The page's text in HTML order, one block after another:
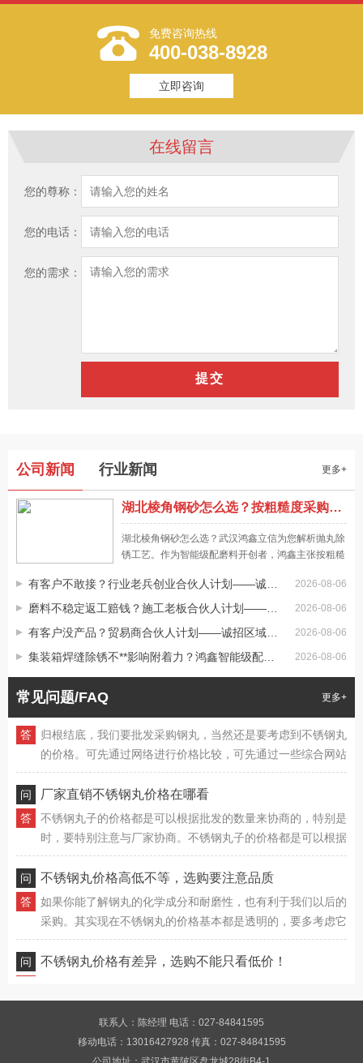
免费咨询热线
400-038-8928
立即咨询
在线留言
您的尊称：
您的电话：
您的需求：
公司新闻 更多+
行业新闻
湖北棱角钢砂怎么选？按粗糙度采购抛丸磨料才靠谱，一文讲清
湖北棱角钢砂怎么选？武汉鸿鑫立信为您解析抛丸除
锈工艺。作为智能级配磨料开创者，鸿鑫主张按粗糙
降本增效，全国28个仓储基地72小时送达。2026-08-06
有客户不敢接？行业老兵创业合伙人计划——诚招创业合伙人
2026-08-06
磨料不稳定返工赔钱？施工老板合伙人计划——诚招工程合伙人
2026-08-06
有客户没产品？贸易商合伙人计划——诚招区域代理
2026-08-06
集装箱焊缝除锈不**影响附着力？鸿鑫智能级配钢丸精准控粗糙度
常见问题/FAQ 更多+
怎样挑选优质的不锈钢丸厂家合作
尽管许多厂家都能生产加工钢丸，但其质量究竟如何，生产能
不同的钢丸，其质量如何，不锈钢丸生产厂家能否提供长期供
即使我们购买同类型的钢丸，由于我们选择合作的不锈钢丸批
发商不同，其供应能力不同，所提供的钢丸质量也有一定的差
异，同样会影响产品的报价。批发价还是受产品质量方面的影
成本价格基本都是比较透明的，所以不可能出现超低价出售的
网络进行不锈钢丸批发要注意什么
通过互联网批发不锈钢丸有更多的选择，许多制造商也通过互
在不锈钢丸批发完成后，我们不必担心其它方面的问题，当然
还是要特别注意到到货清点，货物数量要有确保，同样的质量
抽查也不能有问题。
不锈钢丸批发需要注意产品密度
同样都是批发不锈钢丸，所以一定要考虑性价比。密度影响耐
磨性。尽管钢丸本身就是磨料，但我们当然还是要特别注意它
的耐磨性如何，它的密度较高，自然也有利于长期使用。鸿鑫
钢丸能为我们提供耐磨、质量有确保的不锈钢丸，其质量有确
保，性价比更高，同样能确保钢丸的重复使用不受影响，这样
也能延长其使用寿命。
网络批发采购不锈钢丸价格要多少钱
归根结底，我们要批发采购钢丸，当然还是要考虑到不锈钢丸
的价格。可先通过网络进行价格比较，可先通过一些综合网站
进行不锈钢丸价格确认，同规格、同质量的钢丸市场价格差异
格。
不锈钢丸子的价格都是可以根据批发的数量来协商的，特别是
时，要特别注意与厂家协商。不锈钢丸子的价格都是可以根据
批发的数量来协商的，特别是时，要特别注意与厂家协商。不
时，要特别注意与厂家协商。
如果你能了解钢丸的化学成分和耐磨性，也有利于我们以后的
采购。其实现在不锈钢丸的价格基本都是透明的，要多考虑它
的具体质量，再比较价格。其实现在不锈钢丸的价格基本都是
正规制造商的钢丸需要多方面的测试，所以产品质量有确保，
钢丸子就更方便了，也有利于后续的应用。特定的折扣情况我
们具体的折扣情况，这样选择合适的钢丸也要更容易，选择性
哪个不锈钢丸厂家可以提供网络批发服务
我们选择与不锈钢丸厂家合作，其实是为了批发购买更合适的
联系人：陈经理 电话：027-84841595
移动电话：13016427928 传真：027-84841595